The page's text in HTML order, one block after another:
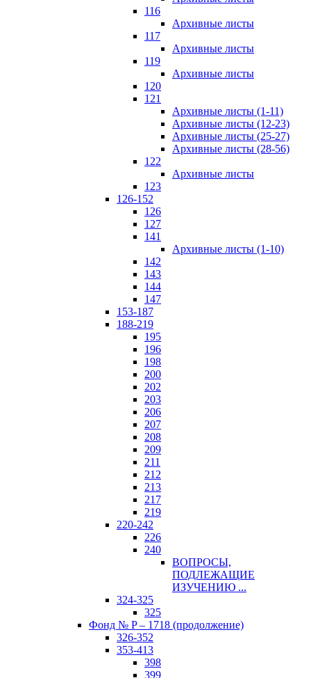
116
Архивные листы
117
Архивные листы
119
Архивные листы
120
121
Архивные листы (1-11)
Архивные листы (12-23)
Архивные листы (25-27)
Архивные листы (28-56)
122
Архивные листы
123
126-152
126
127
141
Архивные листы (1-10)
142
143
144
147
153-187
188-219
195
196
198
200
202
203
206
207
208
209
211
212
213
217
219
220-242
226
240
ВОПРОСЫ,
ПОДЛЕЖАЩИЕ
ИЗУЧЕНИЮ ...
324-325
325
Фонд № P – 1718 (продолжение)
326-352
353-413
398
399